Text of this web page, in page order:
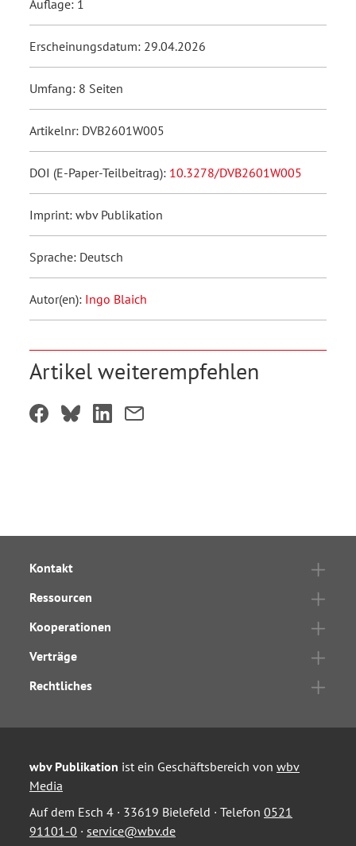
Auflage: 1
Erscheinungsdatum: 29.04.2026
Umfang: 8 Seiten
Artikelnr: DVB2601W005
DOI (E-Paper-Teilbeitrag): 10.3278/DVB2601W005
Imprint: wbv Publikation
Sprache: Deutsch
Autor(en): Ingo Blaich
Artikel weiterempfehlen
Kontakt
Ressourcen
Kooperationen
Verträge
Rechtliches
wbv Publikation ist ein Geschäftsbereich von wbv
Media
Auf dem Esch 4 · 33619 Bielefeld · Telefon 0521
91101-0 · service@wbv.de